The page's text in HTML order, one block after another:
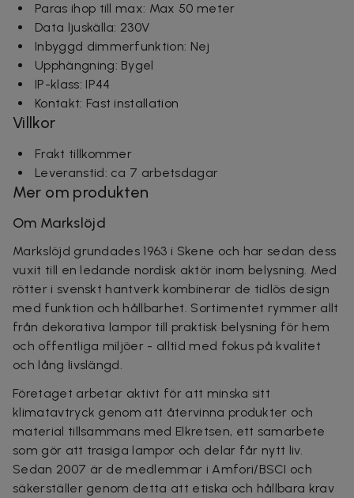
Paras ihop till max: Max 50 meter
Data ljuskälla: 230V
Inbyggd dimmerfunktion: Nej
Upphängning: Bygel
IP-klass: IP44
Kontakt: Fast installation
Villkor
Frakt tillkommer
Leveranstid: ca 7 arbetsdagar
Mer om produkten
Om Markslöjd
Markslöjd grundades 1963 i Skene och har sedan dess
vuxit till en ledande nordisk aktör inom belysning. Med
rötter i svenskt hantverk kombinerar de tidlös design
med funktion och hållbarhet. Sortimentet rymmer allt
från dekorativa lampor till praktisk belysning för hem
och offentliga miljöer - alltid med fokus på kvalitet
och lång livslängd.
Företaget arbetar aktivt för att minska sitt
klimatavtryck genom att återvinna produkter och
material tillsammans med Elkretsen, ett samarbete
som gör att trasiga lampor och delar får nytt liv.
Sedan 2007 är de medlemmar i Amfori/BSCI och
säkerställer genom detta att etiska och hållbara krav